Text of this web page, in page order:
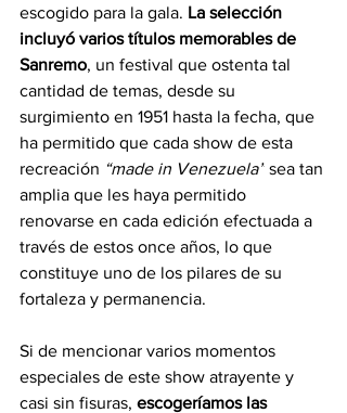
escogido para la gala. La selección
incluyó varios títulos memorables de
Sanremo, un festival que ostenta tal
cantidad de temas, desde su
surgimiento en 1951 hasta la fecha, que
ha permitido que cada show de esta
recreación “made in Venezuela” sea tan
amplia que les haya permitido
renovarse en cada edición efectuada a
través de estos once años, lo que
constituye uno de los pilares de su
fortaleza y permanencia.
Si de mencionar varios momentos
especiales de este show atrayente y
casi sin fisuras, escogeríamos las